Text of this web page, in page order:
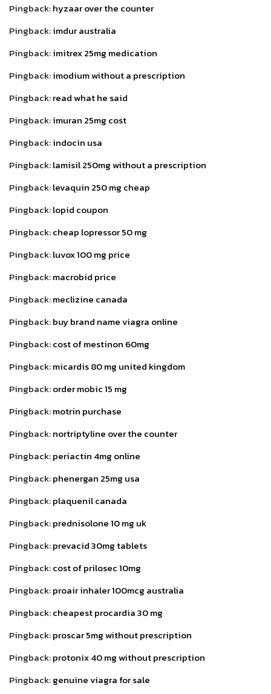
Pingback:hyzaar over the counter
Pingback:imdur australia
Pingback:imitrex 25mg medication
Pingback:imodium without a prescription
Pingback:read what he said
Pingback:imuran 25mg cost
Pingback:indocin usa
Pingback:lamisil 250mg without a prescription
Pingback:levaquin 250 mg cheap
Pingback:lopid coupon
Pingback:cheap lopressor 50 mg
Pingback:luvox 100 mg price
Pingback:macrobid price
Pingback:meclizine canada
Pingback:buy brand name viagra online
Pingback:cost of mestinon 60mg
Pingback:micardis 80 mg united kingdom
Pingback:order mobic 15 mg
Pingback:motrin purchase
Pingback:nortriptyline over the counter
Pingback:periactin 4mg online
Pingback:phenergan 25mg usa
Pingback:plaquenil canada
Pingback:prednisolone 10 mg uk
Pingback:prevacid 30mg tablets
Pingback:cost of prilosec 10mg
Pingback:proair inhaler 100mcg australia
Pingback:cheapest procardia 30 mg
Pingback:proscar 5mg without prescription
Pingback:protonix 40 mg without prescription
Pingback:genuine viagra for sale